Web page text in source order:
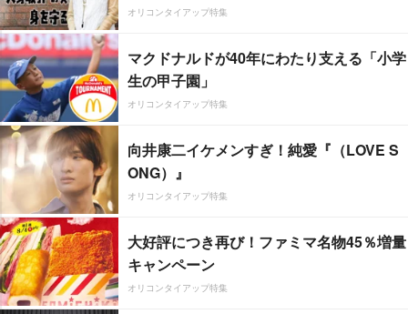
オリコンタイアップ特集
マクドナルドが40年にわたり支える「小学
生の甲子園」
オリコンタイアップ特集
向井康二イケメンすぎ！純愛『（LOVE S
ONG）』
オリコンタイアップ特集
大好評につき再び！ファミマ名物45％増量
キャンペーン
オリコンタイアップ特集